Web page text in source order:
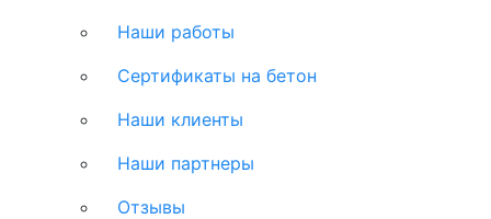
Наши работы
Сертификаты на бетон
Наши клиенты
Наши партнеры
Отзывы